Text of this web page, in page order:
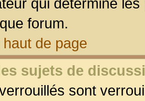
forum.
de page
sujets de
sont